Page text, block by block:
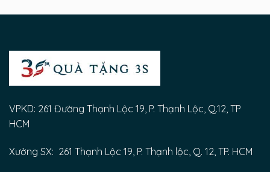
VPKD: 261 Đường Thạnh Lộc 19, P. Thạnh Lộc, Q.12, TP
HCM
Xưởng SX: 261 Thạnh Lộc 19, P. Thạnh lộc, Q. 12, TP. HCM